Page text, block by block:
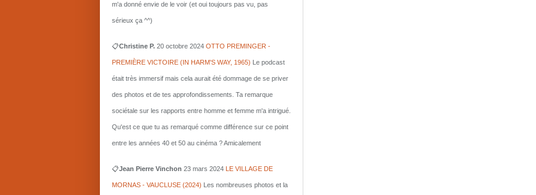
m'a donné envie de le voir (et oui toujours pas vu, pas
sérieux ça ^^)
📋Christine P. 20 octobre 2024 OTTO PREMINGER -
PREMIÈRE VICTOIRE (IN HARM'S WAY, 1965) Le podcast
était très immersif mais cela aurait été dommage de se priver
des photos et de tes approfondissements. Ta remarque
sociétale sur les rapports entre homme et femme m'a intrigué.
Qu'est ce que tu as remarqué comme différence sur ce point
entre les années 40 et 50 au cinéma ? Amicalement
📋Jean Pierre Vinchon 23 mars 2024 LE VILLAGE DE
MORNAS - VAUCLUSE (2024) Les nombreuses photos et la